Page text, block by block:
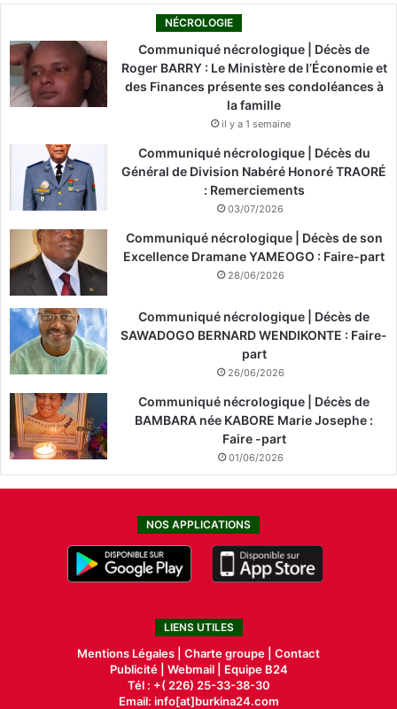
NÉCROLOGIE
Communiqué nécrologique | Décès de
Roger BARRY : Le Ministère de l’Économie et
des Finances présente ses condoléances à
la famille
il y a 1 semaine
Communiqué nécrologique | Décès du
Général de Division Nabéré Honoré TRAORÉ
: Remerciements
03/07/2026
Communiqué nécrologique | Décès de son
Excellence Dramane YAMEOGO : Faire-part
28/06/2026
Communiqué nécrologique | Décès de
SAWADOGO BERNARD WENDIKONTE : Faire-
part
26/06/2026
Communiqué nécrologique | Décès de
BAMBARA née KABORE Marie Josephe :
Faire -part
01/06/2026
NOS APPLICATIONS
LIENS UTILES
Mentions Légales | Charte groupe | Contact
Publicité| Webmail |
Equipe B24
Tél : +( 226) 25-33-38-30
Email: info[at]burkina24.com